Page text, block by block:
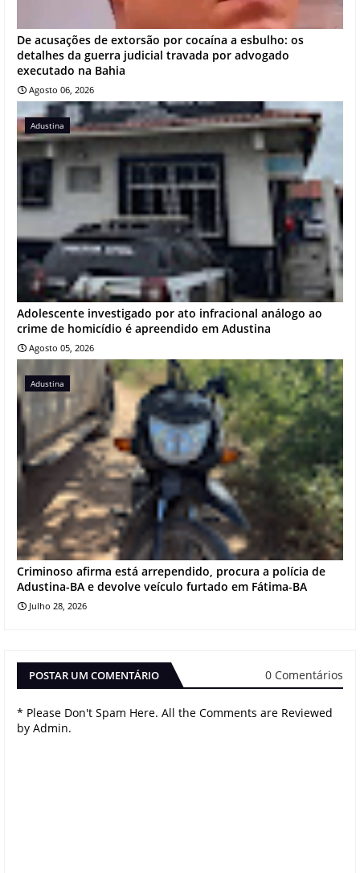
De acusações de extorsão por cocaína a esbulho: os
detalhes da guerra judicial travada por advogado
executado na Bahia
Agosto 06, 2026
Adustina
Adolescente investigado por ato infracional análogo ao
crime de homicídio é apreendido em Adustina
Agosto 05, 2026
Adustina
Criminoso afirma está arrependido, procura a polícia de
Adustina-BA e devolve veículo furtado em Fátima-BA
Julho 28, 2026
POSTAR UM COMENTÁRIO 0 Comentários
* Please Don't Spam Here. All the Comments are Reviewed
by Admin.